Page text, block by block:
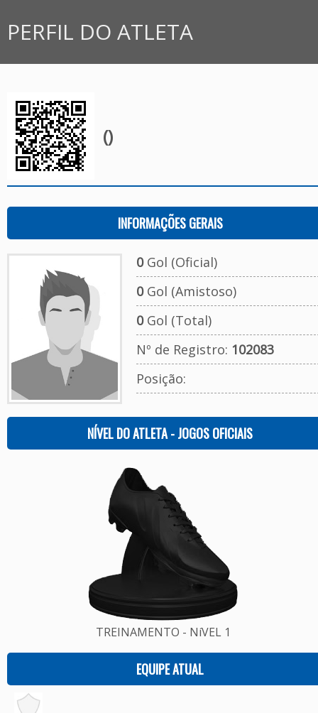
PERFIL DO ATLETA
()
INFORMAÇÕES GERAIS
0Gol (Oficial)
0Gol (Amistoso)
0Gol (Total)
Nº de Registro: 102083
Posição:
NÍVEL DO ATLETA - JOGOS OFICIAIS
TREINAMENTO - NíVEL 1
EQUIPE ATUAL